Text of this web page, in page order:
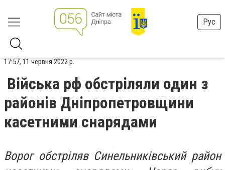
Рус
17:57, 11 червня 2022 р.
Війська рф обстріляли один з
районів Дніпропетровщини
касетними снарядами
Ворог обстріляв Синельниківський район